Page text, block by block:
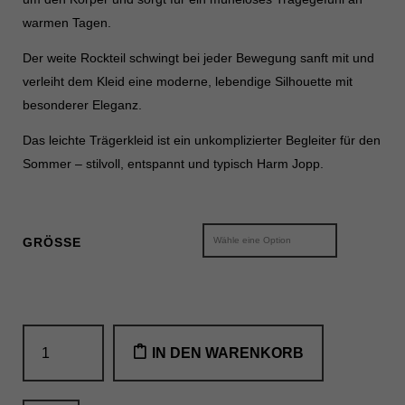
warmen Tagen.
Der weite Rockteil schwingt bei jeder Bewegung sanft mit und
verleiht dem Kleid eine moderne, lebendige Silhouette mit
besonderer Eleganz.
Das leichte Trägerkleid ist ein unkomplizierter Begleiter für den
Sommer – stilvoll, entspannt und typisch Harm Jopp.
GRÖSSE
deep
blue
IN DEN WARENKORB
Datenschutzeinstellungen
Essenziell (2)
Essenzielle Cookies ermöglichen grundlegende Funktionen und sind für
die einwandfreie Funktion der Website erforderlich.
Cookie-Informationen anzeigen
Statistiken (1)
Besucher über Websites hinweg verfolgen.
Cookie-Informationen anzeigen